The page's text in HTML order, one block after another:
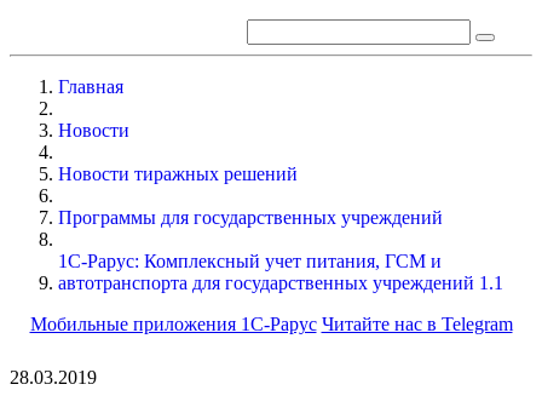
Главная
Новости
Новости тиражных решений
Программы для государственных учреждений
1С-Рарус: Комплексный учет питания, ГСМ и
автотранспорта для государственных учреждений 1.1
Мобильные приложения 1С-Рарус Читайте нас в Telegram
28.03.2019